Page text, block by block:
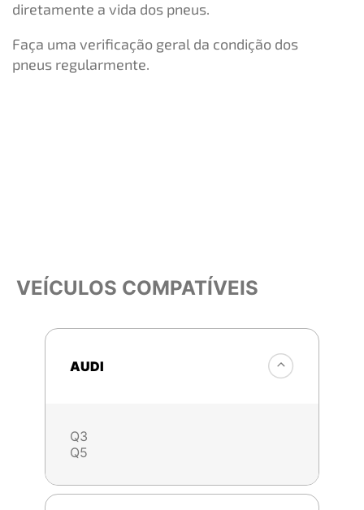
diretamente a vida dos pneus.
Faça uma verificação geral da condição dos
pneus regularmente.
VEÍCULOS COMPATÍVEIS
AUDI
Q3
Q5